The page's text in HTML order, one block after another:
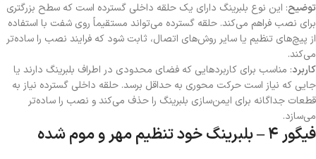
توضیح: این نوع بلبرینگ دارای یک حلقه داخلی گسترده است که سطح بزرگتری
برای نصب فراهم می‌کند. حلقه گسترده می‌تواند مستقیماً روی شفت با استفاده
از پیچ‌های تنظیم یا سایر روش‌های اتصال، ثابت شود که فرایند نصب را ساده‌تر
می‌کند.
کاربرد: مناسب برای کاربردهایی که فضای محدودی در اطراف بلبرینگ دارند یا
جایی که نیاز است حرکت محوری به حداقل برسد. حلقه داخلی گسترده نیاز به
قطعات جداگانه برای ایمن‌سازی بلبرینگ را حذف می‌کند و نصب را ساده‌تر
می‌سازد.
فیگور ۴ – بلبرینگ خود تنظیم مهر و موم شده